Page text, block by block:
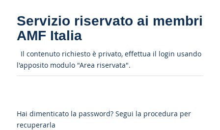
Servizio riservato ai membri
AMF Italia
Il contenuto richiesto è privato, effettua il login usando
l'apposito modulo "Area riservata".
Hai dimenticato la password? Segui la procedura per
recuperarla